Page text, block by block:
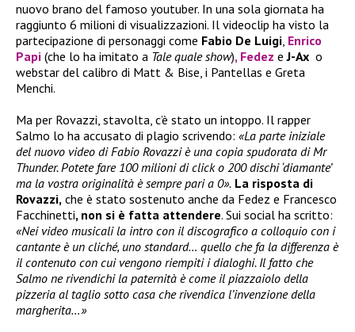
nuovo brano del famoso youtuber. In una sola giornata ha
raggiunto 6 milioni di visualizzazioni. Il videoclip ha visto la
partecipazione di personaggi come Fabio De Luigi Enrico
Papi (che lo ha imitato a Tale quale show), Fedez e J-Ax o
webstar del calibro di Matt & Bise, i Pantellas e Greta
Menchi.
Ma per Rovazzi, stavolta, c’è stato un intoppo. Il rapper
Salmo lo ha accusato di plagio scrivendo: «La parte iniziale
del nuovo video di Fabio Rovazzi è una copia spudorata di Mr
Thunder. Potete fare 100 milioni di click o 200 dischi ‘diamante’
ma la vostra originalità è sempre pari a 0». La risposta di
Rovazzi, che è stato sostenuto anche da Fedez e Francesco
Facchinetti, non si è fatta attendere. Sui social ha scritto:
«Nei video musicali la intro con il discografico a colloquio con i
cantante è un cliché, uno standard… quello che fa la differenza è
il contenuto con cui vengono riempiti i dialoghi. Il fatto che
Salmo ne rivendichi la paternità è come il piazzaiolo della
pizzeria al taglio sotto casa che rivendica l’invenzione della
margherita…»